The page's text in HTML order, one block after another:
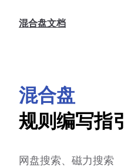
混合盘文档
混合盘
规则编写指引
网盘搜索、磁力搜索